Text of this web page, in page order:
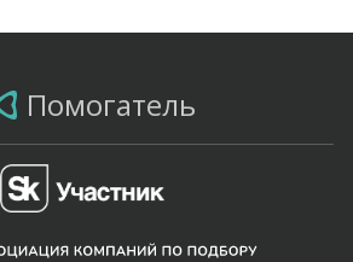
Помогатель